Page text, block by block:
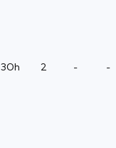
30h 2 - -